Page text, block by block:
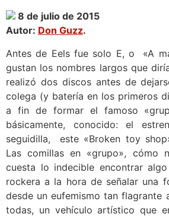
8 de julio de 2015
Autor: Don Guzz.
Antes de Eels fue solo E, o «A
gustan los nombres largos que
realizó dos discos antes de
colega (y batería en los primeros
a fin de formar el famoso
básicamente, conocido: el
seguidilla, este «Broken toy
Las comillas en «grupo», cómo
cuesta lo indecible encontrar
rockera a la hora de señalar una
desde un eufemismo tan flagrante
todas, un vehículo artístico que